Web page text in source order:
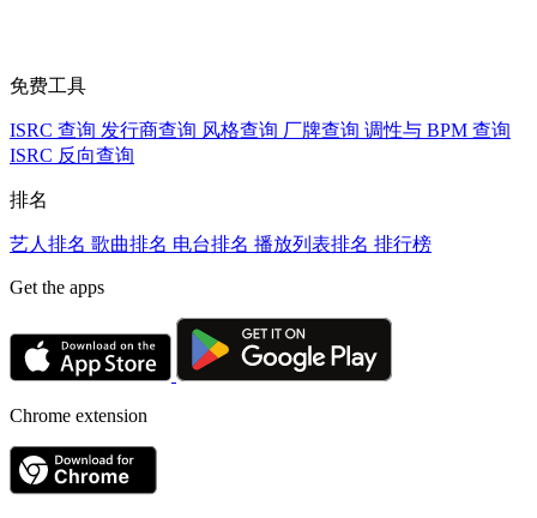
免费工具
ISRC 查询 发行商查询 风格查询 厂牌查询 调性与 BPM 查询
ISRC 反向查询
排名
艺人排名 歌曲排名 电台排名 播放列表排名 排行榜
Get the apps
Chrome extension